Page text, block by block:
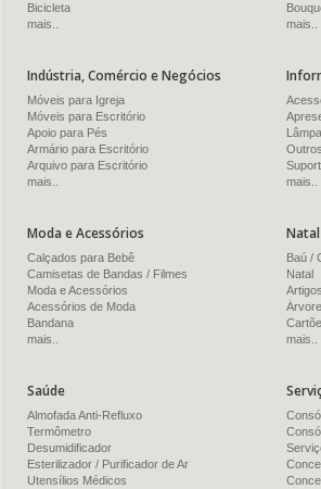
Bicicleta
mais..
mais..
Indústria, Comércio e Negócios
Móveis para Igreja
Móveis para Escritório
Apoio para Pés
Armário para Escritório
Arquivo para Escritório
mais..
mais..
Moda e Acessórios
Calçados para Bebê
Camisetas de Bandas / Filmes
Moda e Acessórios
Acessórios de Moda
Bandana
mais..
Natal
Baú /
Natal
mais..
Saúde
Almofada Anti-Refluxo
Termômetro
Desumidificador
Esterilizador / Purificador de Ar
Utensílios Médicos